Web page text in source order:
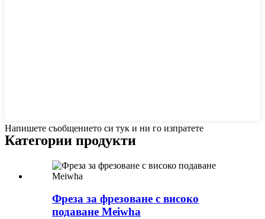
Напишете съобщението си тук и ни го изпратете
Категории продукти
Фреза за фрезоване с високо
подаване Meiwha